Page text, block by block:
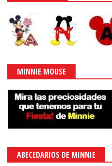
MINNIE MOUSE
ABECEDARIOS DE MINNIE